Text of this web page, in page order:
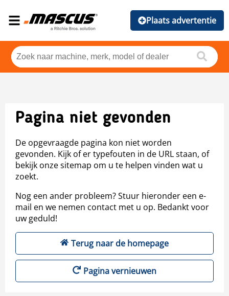
Plaats advertentie
Pagina niet gevonden
De opgevraagde pagina kon niet worden
gevonden. Kijk of er typefouten in de URL staan, of
bekijk onze sitemap om u te helpen vinden wat u
zoekt.
Nog een ander probleem? Stuur hieronder een e-
mail en we nemen contact met u op. Bedankt voor
uw geduld!
Terug naar de homepage
Pagina vernieuwen